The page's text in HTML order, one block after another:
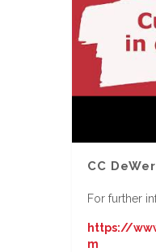
CC
For further
https://
m